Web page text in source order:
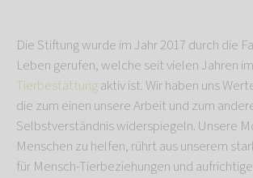
Die Stiftung wurde im Jahr 2017 durch die
Leben gerufen, welche seit vielen Jahren
Tierbestattungaktiv ist. Wir haben uns
die zum einen unsere Arbeit und zum
Selbstverständnis widerspiegeln. Unsere
Menschen zu helfen, rührt aus unserem
für Mensch-Tierbeziehungen und